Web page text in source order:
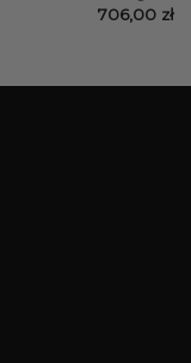
706,00 zł